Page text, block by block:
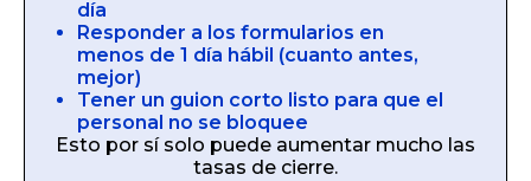
día
Responder a los formularios en
menos de 1 día hábil (cuanto antes,
mejor)
Tener un guion corto listo para que el
personal no se bloquee
Esto por sí solo puede aumentar mucho las
tasas de cierre.